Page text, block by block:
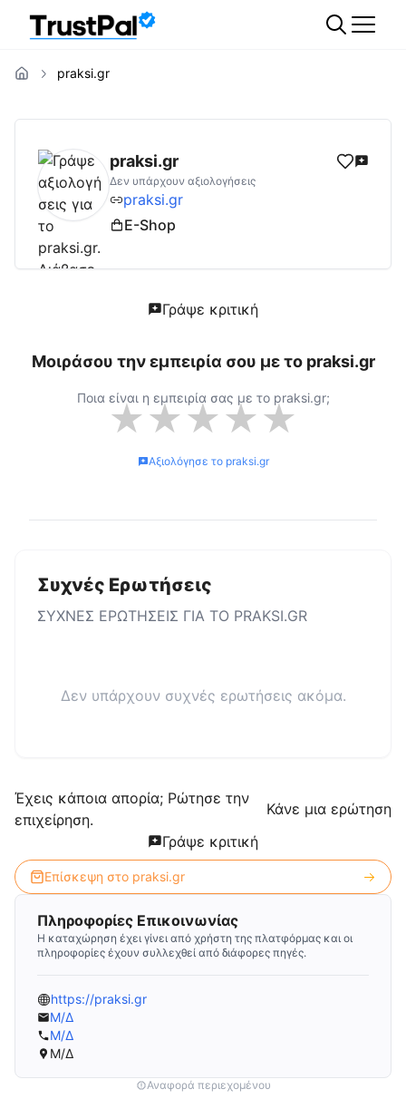
praksi.gr
praksi.grΑξιολογήσεις | Δες Αξιολογήσεις
praksi.gr
Δεν υπάρχουν αξιολογήσεις
praksi.gr
E-Shop
Γράψε κριτική
Μοιράσου την εμπειρία σου με το praksi.gr
Ποια είναι η εμπειρία σας με το praksi.gr;
★★★★★
Αξιολόγησε το praksi.gr
Συχνές Ερωτήσεις
ΣΥΧΝΕΣ ΕΡΩΤΗΣΕΙΣ ΓΙΑ ΤΟ PRAKSI.GR
Δεν υπάρχουν συχνές ερωτήσεις ακόμα.
Έχεις κάποια απορία; Ρώτησε την
επιχείρηση.
Κάνε μια ερώτηση
Γράψε κριτική
Επίσκεψη στο praksi.gr
Πληροφορίες Επικοινωνίας
Η καταχώρηση έχει γίνει από χρήστη της πλατφόρμας και οι
πληροφορίες έχουν συλλεχθεί από διάφορες πηγές.
https://praksi.gr
Μ/Δ
Μ/Δ
Μ/Δ
Αναφορά περιεχομένου